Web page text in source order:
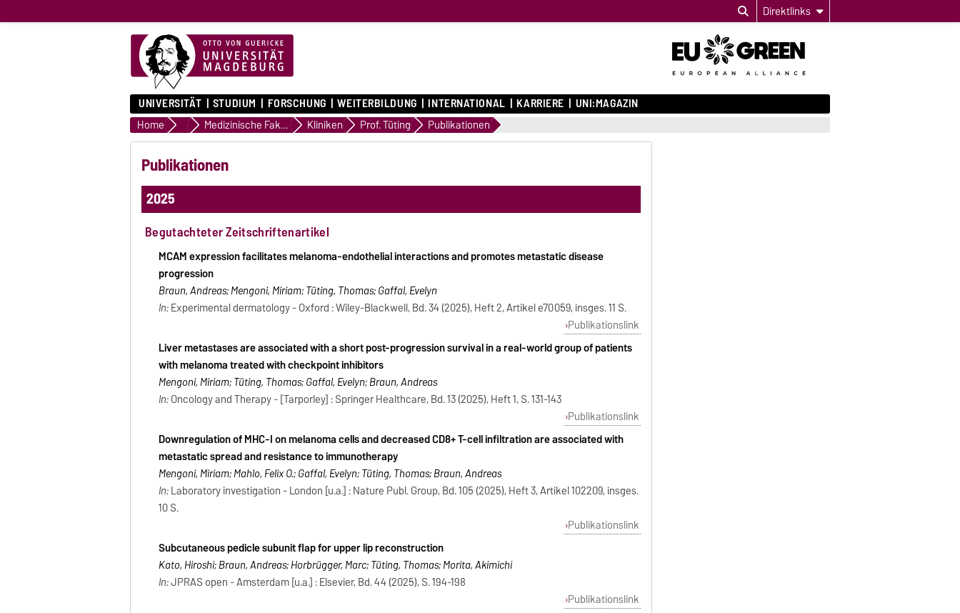
Direktlinks
UNIVERSITÄT STUDIUM FORSCHUNG WEITERBILDUNG INTERNATIONAL KARRIERE UNI:MAGAZIN
Home Professoren und Professorinnen
Medizinische Fakultät Kliniken Prof. Tüting Publikationen
Publikationen
2025
Begutachteter Zeitschriftenartikel
MCAM expression facilitates melanoma-endothelial interactions and promotes metastatic disease
progression
Braun, Andreas; Mengoni, Miriam; Tüting, Thomas; Gaffal, Evelyn
In:Experimental dermatology - Oxford : Wiley-Blackwell, Bd. 34 (2025), Heft 2, Artikel e70059, insges. 11 S.
Publikationslink
Liver metastases are associated with a short post-progression survival in a real-world group of patients
with melanoma treated with checkpoint inhibitors
Mengoni, Miriam; Tüting, Thomas; Gaffal, Evelyn; Braun, Andreas
In:Oncology and Therapy - [Tarporley] : Springer Healthcare, Bd. 13 (2025), Heft 1, S. 131-143
Publikationslink
Downregulation of MHC-I on melanoma cells and decreased CD8+ T-cell infiltration are associated with
metastatic spread and resistance to immunotherapy
Mengoni, Miriam; Mahlo, Felix O.; Gaffal, Evelyn; Tüting, Thomas; Braun, Andreas
In:Laboratory investigation - London [u.a.] : Nature Publ. Group, Bd. 105 (2025), Heft 3, Artikel 102209, insges.
10 S.
Publikationslink
Subcutaneous pedicle subunit flap for upper lip reconstruction
Kato, Hiroshi; Braun, Andreas; Horbrügger, Marc; Tüting, Thomas; Morita, Akimichi
In:JPRAS open - Amsterdam [u.a.] : Elsevier, Bd. 44 (2025), S. 194-198
Publikationslink